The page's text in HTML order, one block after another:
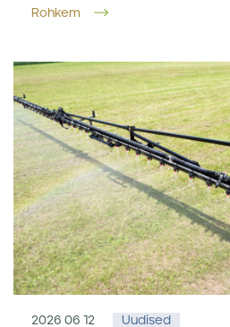
Rohkem
2026 06 12 Uudised